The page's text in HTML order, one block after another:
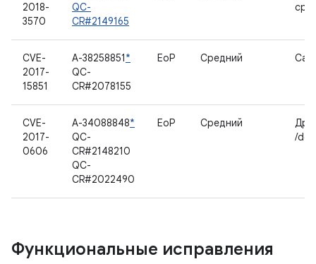
2018-
3570
QC-
CR#2149165
CVE-
2017-
15851
A-38258851*
QC-
CR#2078155
EoP Средний
CVE-
2017-
0606
A-34088848*
QC-
CR#2148210
QC-
CR#2022490
EoP Средний
/
Функциональные исправления